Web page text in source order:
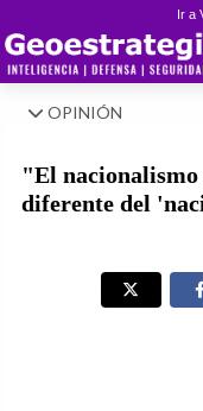
Ir a
OPINIÓN
"El nacionalismo
diferente del